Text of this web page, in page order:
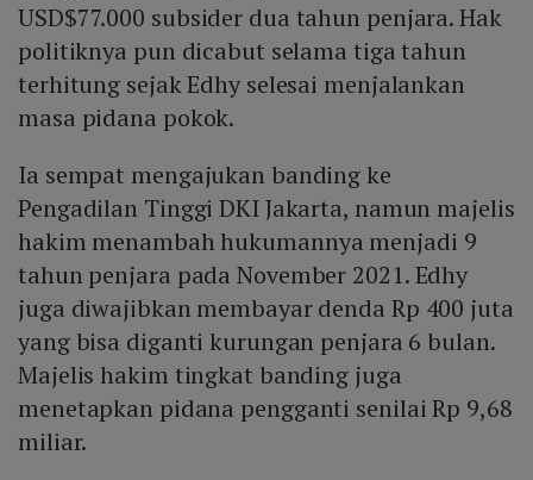
USD$77.000 subsider dua tahun penjara. Hak
politiknya pun dicabut selama tiga tahun
terhitung sejak Edhy selesai menjalankan
masa pidana pokok.
Ia sempat mengajukan banding ke
Pengadilan Tinggi DKI Jakarta, namun majelis
hakim menambah hukumannya menjadi 9
tahun penjara pada November 2021. Edhy
juga diwajibkan membayar denda Rp 400 juta
yang bisa diganti kurungan penjara 6 bulan.
Majelis hakim tingkat banding juga
menetapkan pidana pengganti senilai Rp 9,68
miliar.